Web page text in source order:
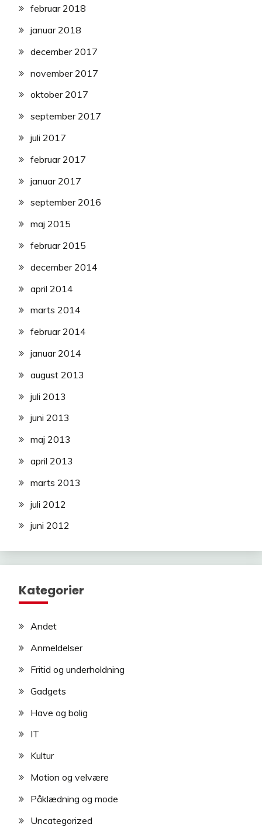
februar 2018
januar 2018
december 2017
november 2017
oktober 2017
september 2017
juli 2017
februar 2017
januar 2017
september 2016
maj 2015
februar 2015
december 2014
april 2014
marts 2014
februar 2014
januar 2014
august 2013
juli 2013
juni 2013
maj 2013
april 2013
marts 2013
juli 2012
juni 2012
Kategorier
Andet
Anmeldelser
Fritid og underholdning
Gadgets
Have og bolig
IT
Kultur
Motion og velvære
Påklædning og mode
Uncategorized